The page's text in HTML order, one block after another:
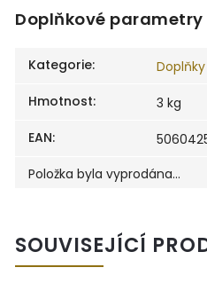
Doplňkové parametry
Kategorie:
Hmotnost:
3 kg
EAN:
Položka byla vyprodána…
SOUVISEJÍCÍ